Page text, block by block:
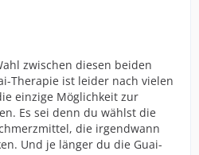
zwischen diesen beiden
Therapie ist leider nach vielen
einzige Möglichkeit zur
Es sei denn du wählst die
die irgendwann
Und je länger du die Guai-